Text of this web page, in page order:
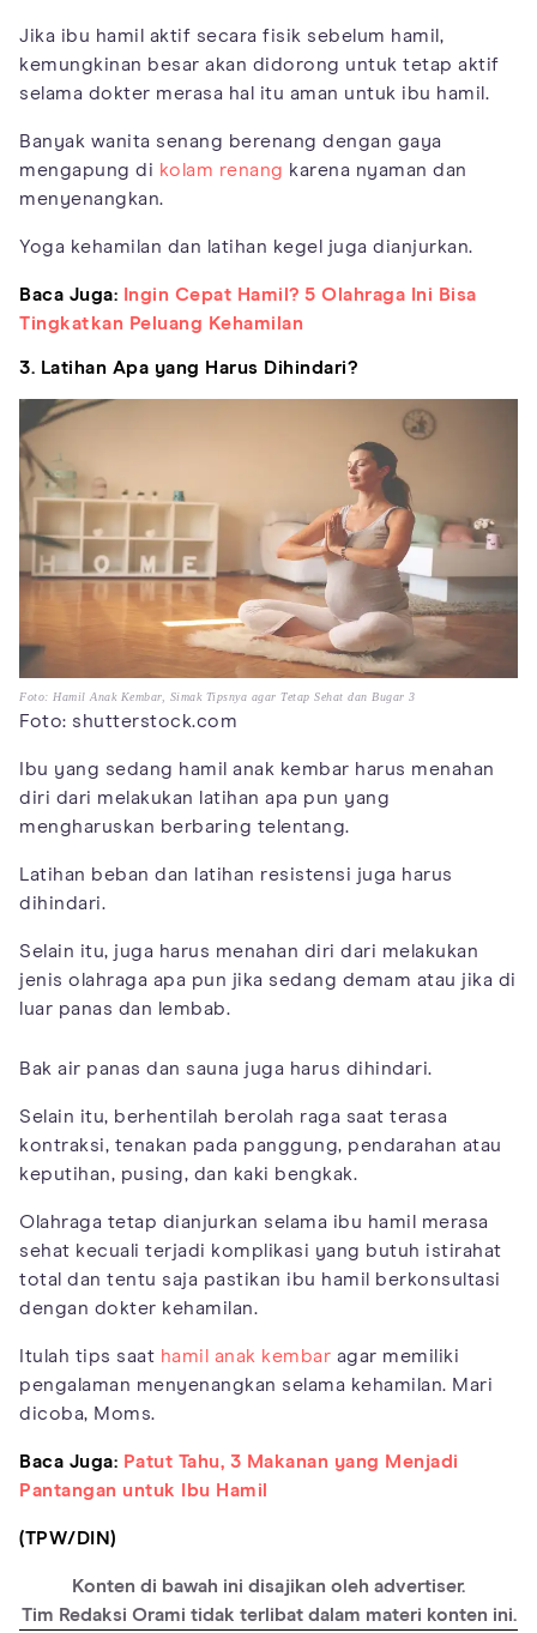
Jika ibu hamil aktif secara fisik sebelum hamil,
kemungkinan besar akan didorong untuk tetap aktif
selama dokter merasa hal itu aman untuk ibu hamil.
Banyak wanita senang berenang dengan gaya
mengapung di kolam renang karena nyaman dan
menyenangkan.
Yoga kehamilan dan latihan kegel juga dianjurkan.
Baca Juga:
Ingin Cepat Hamil? 5 Olahraga Ini Bisa
Tingkatkan Peluang Kehamilan
3. Latihan Apa yang Harus Dihindari?
Foto: Hamil Anak Kembar, Simak Tipsnya agar Tetap Sehat dan Bugar 3
Foto: shutterstock.com
Ibu yang sedang hamil anak kembar harus menahan
diri dari melakukan latihan apa pun yang
mengharuskan berbaring telentang.
Latihan beban dan latihan resistensi juga harus
dihindari.
Selain itu, juga harus menahan diri dari melakukan
jenis olahraga apa pun jika sedang demam atau jika di
luar panas dan lembab.
Bak air panas dan sauna juga harus dihindari.
Selain itu, berhentilah berolah raga saat terasa
kontraksi, tenakan pada panggung, pendarahan atau
keputihan, pusing, dan kaki bengkak.
Olahraga tetap dianjurkan selama ibu hamil merasa
sehat kecuali terjadi komplikasi yang butuh istirahat
total dan tentu saja pastikan ibu hamil berkonsultasi
dengan dokter kehamilan.
Itulah tips saat hamil anak kembar agar memiliki
pengalaman menyenangkan selama kehamilan. Mari
dicoba, Moms.
Baca Juga: Patut Tahu, 3 Makanan yang Menjadi
Pantangan untuk Ibu Hamil
(TPW/DIN)
Konten di bawah ini disajikan oleh advertiser.
Tim Redaksi Orami tidak terlibat dalam materi konten ini.